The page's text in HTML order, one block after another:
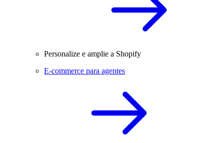
Personalize e amplie a Shopify
E-commerce para agentes